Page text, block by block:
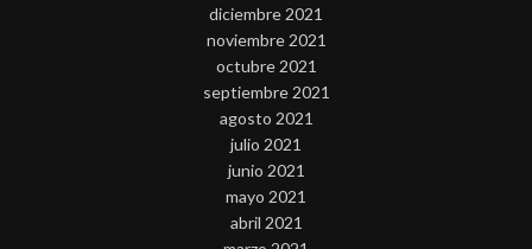
diciembre 2021
noviembre 2021
octubre 2021
septiembre 2021
agosto 2021
julio 2021
junio 2021
mayo 2021
abril 2021